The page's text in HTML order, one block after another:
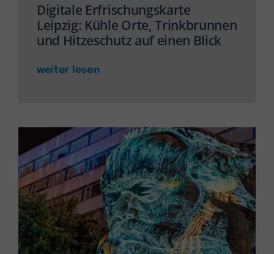
Digitale Erfrischungskarte
Leipzig: Kühle Orte, Trinkbrunnen
und Hitzeschutz auf einen Blick
weiter lesen